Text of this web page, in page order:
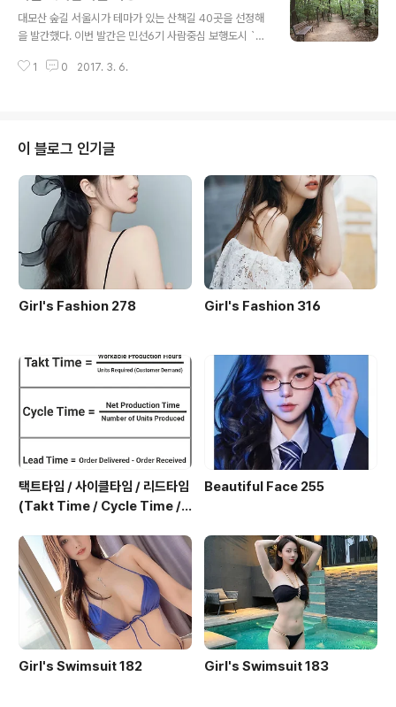
자원인 대나무를 소재로 효용성과 가치, 지역문화가 결합
된 프로그램 운영으로 『친환경 녹색축제』의 기틀을 마련,
지역민 모두가 참여하는 『참여형 축제』, 친구, 연인, 가족
대모산 숲길 서울시가 테마가 있는 산책길 40곳을 선정해
을 발간했다. 이번 발간은 민선6기 사람중심 보행도시 `걷
발간한 에 이어, 올해도 숲이 좋은 길(28곳), 계곡이 좋은
이다. 은 동네 주민들은 잘 아는 길이지만 서울 시민들에게
는 잘 알려지지 않은 숨어있는 산책길을 발굴·선정해 테마
산책길 1편과 차별화를 추구했다. 또한 ▲코스 ▲대중교통
▲길안내 ▲지도 및 사진 ▲주변 볼거리와 길에서만 만날
수 있는 다양한 이야기가 담겨 있다. 특히 핸드북 크기로 제
작돼 가볍게 ..
1 0 2017. 3. 6.
이 블로그 인기글
Girl's Fashion 278 Girl's Fashion 316
택트타임 / 사이클타임 / 리드타임
(Takt Time / Cycle Time / L
Beautiful Face 255
Girl's Swimsuit 182 Girl's Swimsuit 183